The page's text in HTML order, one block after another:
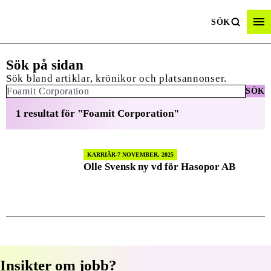
SÖK
Sök på sidan
Sök bland artiklar, krönikor och platsannonser.
Sök:
SÖK
1 resultat för "Foamit Corporation"
KARRIÄR 7 NOVEMBER, 2025
Olle Svensk ny vd för Hasopor AB
Insikter om jobb?